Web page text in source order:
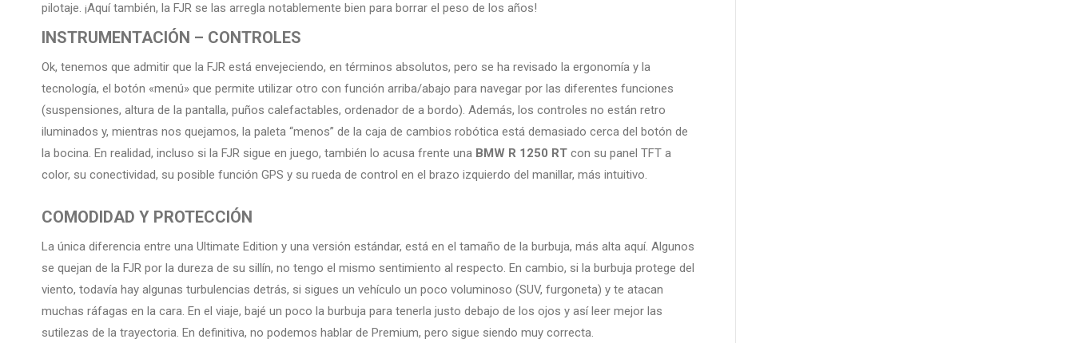
pilotaje. ¡Aquí también, la FJR se las arregla notablemente bien para borrar el peso de los años!
INSTRUMENTACIÓN – CONTROLES
Ok, tenemos que admitir que la FJR está envejeciendo, en términos absolutos, pero se ha revisado la ergonomía y la
tecnología, el botón «menú» que permite utilizar otro con función arriba/abajo para navegar por las diferentes funciones
(suspensiones, altura de la pantalla, puños calefactables, ordenador de a bordo). Además, los controles no están retro
iluminados y, mientras nos quejamos, la paleta “menos” de la caja de cambios robótica está demasiado cerca del botón de
la bocina. En realidad, incluso si la FJR sigue en juego, también lo acusa frente una BMW R 1250 RT con su panel TFT a
color, su conectividad, su posible función GPS y su rueda de control en el brazo izquierdo del manillar, más intuitivo.
COMODIDAD Y PROTECCIÓN
La única diferencia entre una Ultimate Edition y una versión estándar, está en el tamaño de la burbuja, más alta aquí. Algunos
se quejan de la FJR por la dureza de su sillín, no tengo el mismo sentimiento al respecto. En cambio, si la burbuja protege del
viento, todavía hay algunas turbulencias detrás, si sigues un vehículo un poco voluminoso (SUV, furgoneta) y te atacan
muchas ráfagas en la cara. En el viaje, bajé un poco la burbuja para tenerla justo debajo de los ojos y así leer mejor las
sutilezas de la trayectoria. En definitiva, no podemos hablar de Premium, pero sigue siendo muy correcta.